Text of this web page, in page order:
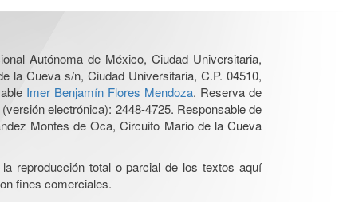
Autónoma de México, Ciudad Universitaria,
la Cueva s/n, Ciudad Universitaria, C.P. 04510,
Imer Benjamín Flores Mendoza. Reserva de
electrónica): 2448-4725. Responsable de
Montes de Oca, Circuito Mario de la Cueva
reproducción total o parcial de los textos aquí
fines comerciales.